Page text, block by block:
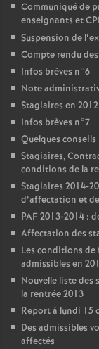
Communiqué de
enseignants et
Suspension de
Compte rendu des
Infos brèves n°6
Note
Stagiaires en
Infos brèves n°7
Quelques
Stagiaires,
conditions de la
Stagiaires 2014-
d’affectation et
PAF2013-2014 :
Affectation des
Les conditions
admissibles en
Nouvelle liste des
la rentrée 2013
Report à lundi 15
Des admissibles
affectés